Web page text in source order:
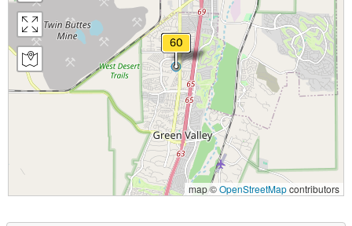
map ©OpenStreetMapcontributors